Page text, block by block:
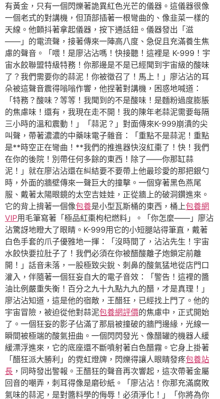
有黃金，只有一個閃爍著詭異紅色光芒的儀器。這儀器很像
一個老式的對講機，但頂部插著一根彎曲的、像韭菜一樣的
天線。他顫抖著拿起儀器，按下通話鈕。儀器發出「滋
——」的電流聲，接著傳來一陣高八度、急促且充滿養生焦
慮的聲音。「喂！是廖沾沾嗎！快接聽！這裡是 K-999！宇
宙水餃聯盟特級特務！你那邊是不是已經聞到宇宙級的酸味
了？我們需要你的蒜泥！你被徵召了！馬上！」廖沾沾的耳
朵被這聲音震得嗡嗡作響，他捏著對講機，困惑地喊道：
「特務？酸味？等等！我聞到的不是酸味！是麵粉過度膨脹
的焦慮味！還有，我現在走不開！我的陳年老蒜泥需要每隔
三小時的溫和震動！」「蒜泥？」對面傳來K-999崩潰的尖
叫聲，帶著濃濃的中藥味電子雜音：「重點不是蒜泥！重點
是**時空正在彎曲！**我們的推進器快沒紅棗了！快！我們
在你的後院！別帶任何多餘的東西！除了——你那缸蒜
泥！」就在廖沾沾還在糾結要不要帶上他最珍愛的那把銀勺
時，外面的牆壁傳來一聲巨大的撞擊。一個穿著黑色燕尾
服、戴著太陽眼鏡的太空吉娃娃，正從牆上的破洞鑽進來。
它的背上揹著一個像包養是小型瓦斯桶的東西，桶上包養網
VIP用毛筆寫著「極品紅棗枸杞燃料」。「你怎麼——」廖沾
沾驚訝地瞪大了眼睛。K-999用它的小短腿站得筆直，戴著
白色手套的爪子優雅地一揮：「沒時間了，沾沾先生！宇宙
水餃快要拉肚子了！我們必須在你被醋酸離子炮鎖定前離
開！」話音未落，一股極致尖銳、刺鼻的酸氣猛地從店門口
灌入，伴隨著一個狂妄自大的電子音效：「警告！這裡的醬
油比例嚴重失衡！百分之九十九點九九的醋，才是真理！」
廖沾沾知道，這是他的宿敵，王醋狂，已經找上門了。他的
宇宙冒險，被迫從他對蒜泥包養網評價的焦慮中，正式開始
了。一個狂妄的影子佔滿了那扇被撞破的牆門邊緣，光線一
瞬間被極端的酸氣扭曲。一個閃閃發光、像醋罐的機器人緩
緩漂浮進來，它的底座還不斷噴射著白色醋霧。它身上掛著
「醋狂派大勝利」的霓虹燈牌，閃爍得讓人眼睛發疼包養站
長 ，同時發出警報。王醋狂的聲音再次響起，這次帶著金屬
回音的嘲弄，刺耳得像是磨砂紙。「廖沾沾！你那充滿腐敗
氣味的蒜泥，是對醬料學的侮辱！必須淨化！」「你將為你